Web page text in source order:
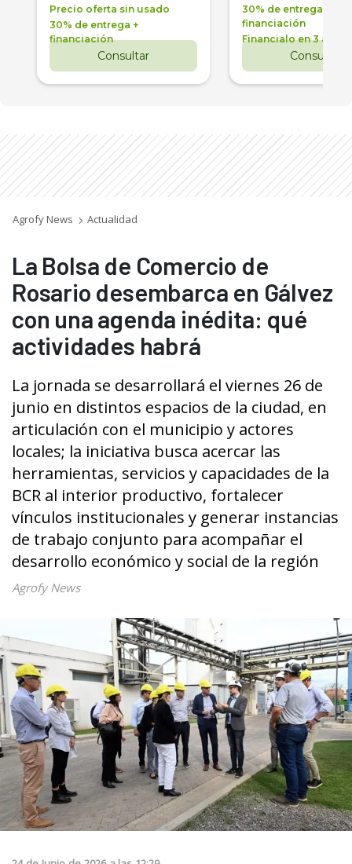
Precio oferta sin usado
30% de entrega +
financiación
Consultar
30% de entrega +
financiación
Financialo en 3 años
Consultar
Agrofy News Actualidad
La Bolsa de Comercio de
Rosario desembarca en Gálvez
con una agenda inédita: qué
actividades habrá
La jornada se desarrollará el viernes 26 de
junio en distintos espacios de la ciudad, en
articulación con el municipio y actores
locales; la iniciativa busca acercar las
herramientas, servicios y capacidades de la
BCR al interior productivo, fortalecer
vínculos institucionales y generar instancias
de trabajo conjunto para acompañar el
desarrollo económico y social de la región
Agrofy News